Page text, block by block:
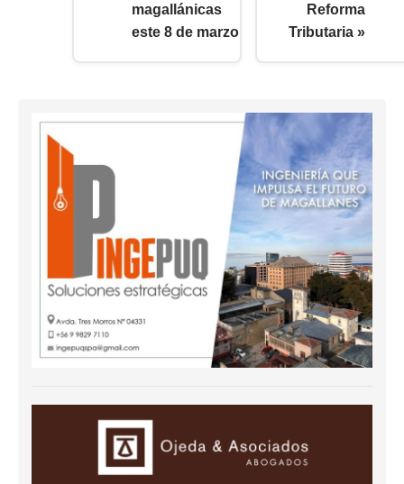
magallánicas
este 8 de marzo
Reforma
Tributaria »